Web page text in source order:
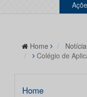
Home
Colégio de
Home